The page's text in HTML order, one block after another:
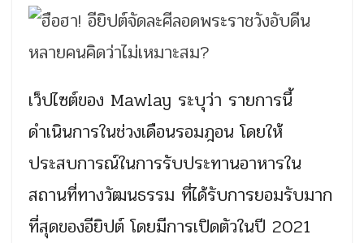
เว็ปไซต์ของ Mawlay ระบุว่า รายการนี้
ดำเนินการในช่วงเดือนรอมฎอน โดยให้
ประสบการณ์ในการรับประทานอาหารใน
สถานที่ทางวัฒนธรรม ที่ได้รับการยอมรับมาก
ที่สุดของอียิปต์ โดยมีการเปิดตัวในปี 2021